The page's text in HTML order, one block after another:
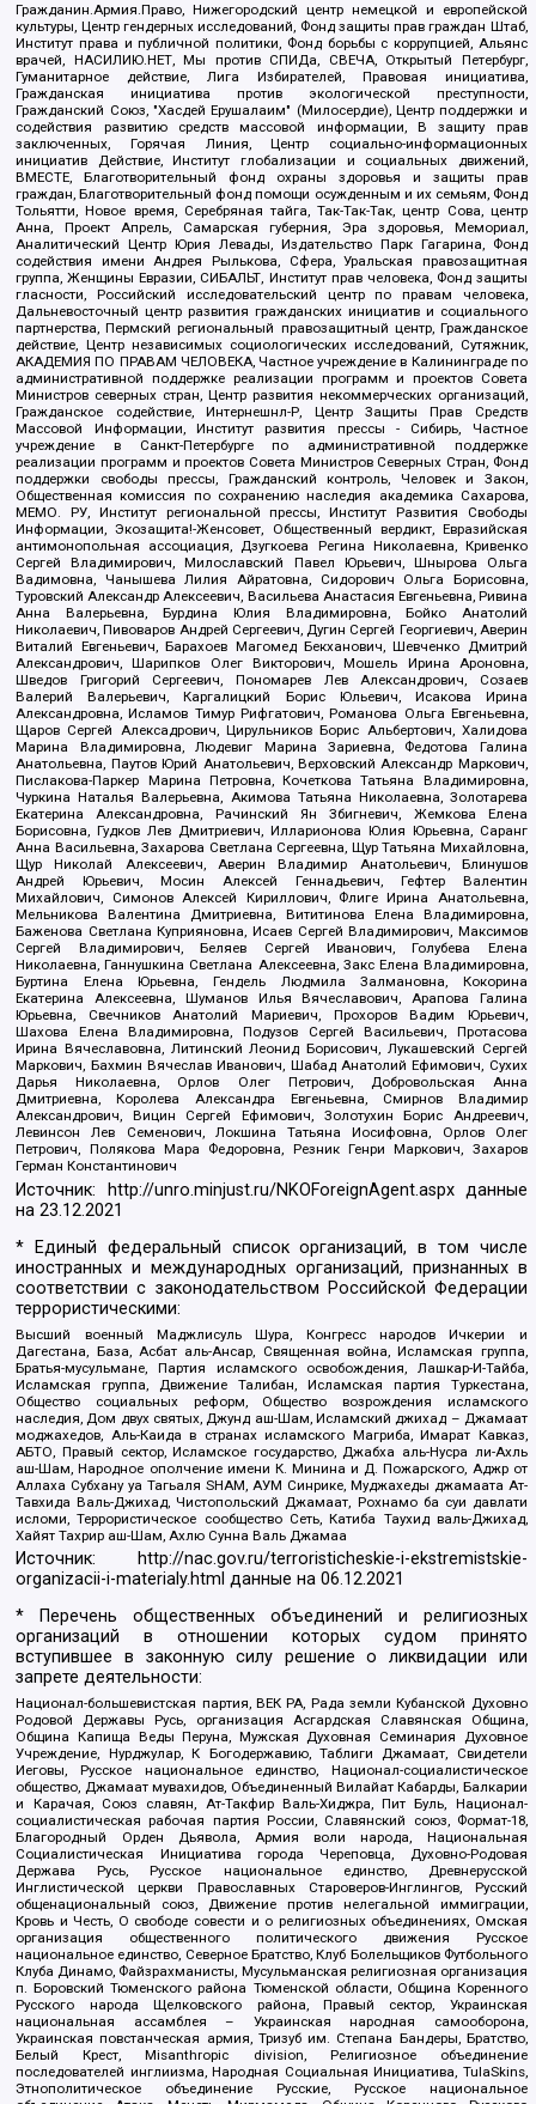
Гражданин.Армия.Право, Нижегородский центр немецкой и европейской
культуры, Центр гендерных исследований, Фонд защиты прав граждан Штаб,
Институт права и публичной политики, Фонд борьбы с коррупцией, Альянс
врачей, НАСИЛИЮ.НЕТ, Мы против СПИДа, СВЕЧА, Открытый Петербург,
Гуманитарное действие, Лига Избирателей, Правовая инициатива,
Гражданская инициатива против экологической преступности,
Гражданский Союз, "Хасдей Ерушалаим" (Милосердие), Центр поддержки и
содействия развитию средств массовой информации, В защиту прав
заключенных, Горячая Линия, Центр социально-информационных
инициатив Действие, Институт глобализации и социальных движений,
ВМЕСТЕ, Благотворительный фонд охраны здоровья и защиты прав
граждан, Благотворительный фонд помощи осужденным и их семьям, Фонд
Тольятти, Новое время, Серебряная тайга, Так-Так-Так, центр Сова, центр
Анна, Проект Апрель, Самарская губерния, Эра здоровья, Мемориал,
Аналитический Центр Юрия Левады, Издательство Парк Гагарина, Фонд
содействия имени Андрея Рылькова, Сфера, Уральская правозащитная
группа, Женщины Евразии, СИБАЛЬТ, Институт прав человека, Фонд защиты
гласности, Российский исследовательский центр по правам человека,
Дальневосточный центр развития гражданских инициатив и социального
партнерства, Пермский региональный правозащитный центр, Гражданское
действие, Центр независимых социологических исследований, Сутяжник,
АКАДЕМИЯ ПО ПРАВАМ ЧЕЛОВЕКА, Частное учреждение в Калининграде по
административной поддержке реализации программ и проектов Совета
Министров северных стран, Центр развития некоммерческих организаций,
Гражданское содействие, Интернешнл-Р, Центр Защиты Прав Средств
Массовой Информации, Институт развития прессы - Сибирь, Частное
учреждение в Санкт-Петербурге по административной поддержке
реализации программ и проектов Совета Министров Северных Стран, Фонд
поддержки свободы прессы, Гражданский контроль, Человек и Закон,
Общественная комиссия по сохранению наследия академика Сахарова,
МЕМО. РУ, Институт региональной прессы, Институт Развития Свободы
Информации, Экозащита!-Женсовет, Общественный вердикт, Евразийская
антимонопольная ассоциация, Дзугкоева Регина Николаевна, Кривенко
Сергей Владимирович, Милославский Павел Юрьевич, Шнырова Ольга
Вадимовна, Чанышева Лилия Айратовна, Сидорович Ольга Борисовна,
Туровский Александр Алексеевич, Васильева Анастасия Евгеньевна, Ривина
Анна Валерьевна, Бурдина Юлия Владимировна, Бойко Анатолий
Николаевич, Пивоваров Андрей Сергеевич, Дугин Сергей Георгиевич, Аверин
Виталий Евгеньевич, Барахоев Магомед Бекханович, Шевченко Дмитрий
Александрович, Шарипков Олег Викторович, Мошель Ирина Ароновна,
Шведов Григорий Сергеевич, Пономарев Лев Александрович, Созаев
Валерий Валерьевич, Каргалицкий Борис Юльевич, Исакова Ирина
Александровна, Исламов Тимур Рифгатович, Романова Ольга Евгеньевна,
Щаров Сергей Алексадрович, Цирульников Борис Альбертович, Халидова
Марина Владимировна, Людевиг Марина Зариевна, Федотова Галина
Анатольевна, Паутов Юрий Анатольевич, Верховский Александр Маркович,
Пислакова-Паркер Марина Петровна, Кочеткова Татьяна Владимировна,
Чуркина Наталья Валерьевна, Акимова Татьяна Николаевна, Золотарева
Екатерина Александровна, Рачинский Ян Збигневич, Жемкова Елена
Борисовна, Гудков Лев Дмитриевич, Илларионова Юлия Юрьевна, Саранг
Анна Васильевна, Захарова Светлана Сергеевна, Щур Татьяна Михайловна,
Щур Николай Алексеевич, Аверин Владимир Анатольевич, Блинушов
Андрей Юрьевич, Мосин Алексей Геннадьевич, Гефтер Валентин
Михайлович, Симонов Алексей Кириллович, Флиге Ирина Анатольевна,
Мельникова Валентина Дмитриевна, Вититинова Елена Владимировна,
Баженова Светлана Куприяновна, Исаев Сергей Владимирович, Максимов
Сергей Владимирович, Беляев Сергей Иванович, Голубева Елена
Николаевна, Ганнушкина Светлана Алексеевна, Закс Елена Владимировна,
Буртина Елена Юрьевна, Гендель Людмила Залмановна, Кокорина
Екатерина Алексеевна, Шуманов Илья Вячеславович, Арапова Галина
Юрьевна, Свечников Анатолий Мариевич, Прохоров Вадим Юрьевич,
Шахова Елена Владимировна, Подузов Сергей Васильевич, Протасова
Ирина Вячеславовна, Литинский Леонид Борисович, Лукашевский Сергей
Маркович, Бахмин Вячеслав Иванович, Шабад Анатолий Ефимович, Сухих
Дарья Николаевна, Орлов Олег Петрович, Добровольская Анна
Дмитриевна, Королева Александра Евгеньевна, Смирнов Владимир
Александрович, Вицин Сергей Ефимович, Золотухин Борис Андреевич,
Левинсон Лев Семенович, Локшина Татьяна Иосифовна, Орлов Олег
Петрович, Полякова Мара Федоровна, Резник Генри Маркович, Захаров
Герман Константинович
Источник: http://unro.minjust.ru/NKOForeignAgent.aspxданные
на23.12.2021
* Единый федеральный список организаций, в том числе
иностранных и международных организаций, признанных в
соответствии с законодательством Российской Федерации
террористическими:
Высший военный Маджлисуль Шура, Конгресс народов Ичкерии и
Дагестана, База, Асбат аль-Ансар, Священная война, Исламская группа,
Братья-мусульмане, Партия исламского освобождения, Лашкар-И-Тайба,
Исламская группа, Движение Талибан, Исламская партия Туркестана,
Общество социальных реформ, Общество возрождения исламского
наследия, Дом двух святых, Джунд аш-Шам, Исламский джихад – Джамаат
моджахедов, Аль-Каида в странах исламского Магриба, Имарат Кавказ,
АБТО, Правый сектор, Исламское государство, Джабха аль-Нусра ли-Ахль
аш-Шам, Народное ополчение имени К. Минина и Д. Пожарского, Аджр от
Аллаха Субхану уа Тагьаля SHAM, АУМ Синрике, Муджахеды джамаата Ат-
Тавхида Валь-Джихад, Чистопольский Джамаат, Рохнамо ба суи давлати
исломи, Террористическое сообщество Сеть, Катиба Таухид валь-Джихад,
Хайят Тахрир аш-Шам, Ахлю Сунна Валь Джамаа
Источник:
http://nac.gov.ru/terroristicheskie-i-ekstremistskie-
organizacii-i-materialy.html данные на06.12.2021
* Перечень общественных объединений и религиозных
организаций в отношении которых судом принято
вступившее в законную силу решение о ликвидации или
запрете деятельности:
Национал-большевистская партия, ВЕК РА, Рада земли Кубанской Духовно
Родовой Державы Русь, организация Асгардская Славянская Община,
Община Капища Веды Перуна, Мужская Духовная Семинария Духовное
Учреждение, Нурджулар, К Богодержавию, Таблиги Джамаат, Свидетели
Иеговы, Русское национальное единство, Национал-социалистическое
общество, Джамаат мувахидов, Объединенный Вилайат Кабарды, Балкарии
и Карачая, Союз славян, Ат-Такфир Валь-Хиджра, Пит Буль, Национал-
социалистическая рабочая партия России, Славянский союз, Формат-18,
Благородный Орден Дьявола, Армия воли народа, Национальная
Социалистическая Инициатива города Череповца, Духовно-Родовая
Держава Русь, Русское национальное единство, Древнерусской
Инглистической церкви Православных Староверов-Инглингов, Русский
общенациональный союз, Движение против нелегальной иммиграции,
Кровь и Честь, О свободе совести и о религиозных объединениях, Омская
организация общественного политического движения Русское
национальное единство, Северное Братство, Клуб Болельщиков Футбольного
Клуба Динамо, Файзрахманисты, Мусульманская религиозная организация
п. Боровский Тюменского района Тюменской области, Община Коренного
Русского народа Щелковского района, Правый сектор, Украинская
национальная ассамблея – Украинская народная самооборона,
Украинская повстанческая армия, Тризуб им. Степана Бандеры, Братство,
Белый Крест, Misanthropic division, Религиозное объединение
последователей инглиизма, Народная Социальная Инициатива, TulaSkins,
Этнополитическое объединение Русские, Русское национальное